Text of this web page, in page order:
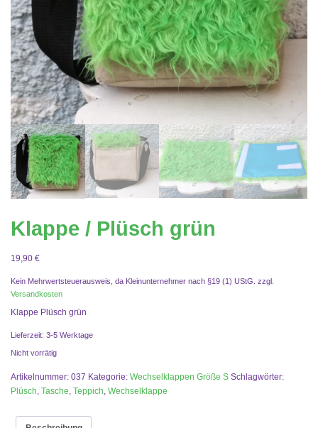
Klappe / Plüsch grün
19,90 €
Kein Mehrwertsteuerausweis, da Kleinunternehmer nach §19 (1) UStG. zzgl.
Versandkosten
Klappe Plüsch grün
Lieferzeit: 3-5 Werktage
Nicht vorrätig
Artikelnummer: 037 Kategorie: Wechselklappen Größe S Schlagwörter:
Plüsch, Tasche, Teppich, Wechselklappe